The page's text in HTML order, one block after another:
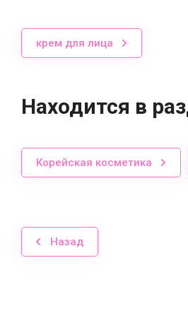
крем для лица
Находится в
Корейская косметика
Назад